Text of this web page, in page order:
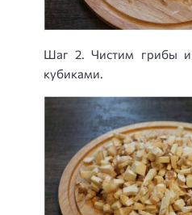
Шаг 2. Чистим грибы
кубиками.